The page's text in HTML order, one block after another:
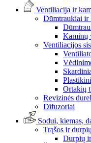
Ventiliacija ir
Dūmtraukiai ir
Kaminų
Ventiliacijos
Ortakių
Revizinės
Difuzoriai
Sodui, kiemas,
Trąšos ir
Durpių